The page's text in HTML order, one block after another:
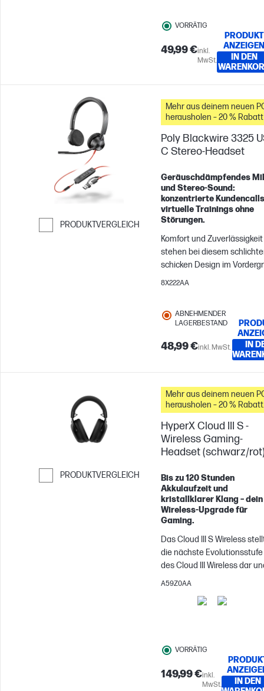
flexiblen Mikrofonarm für
individuelle Passform gibt
nichts auszusetzen.
VORRÄTIG
49,99 €inkl.
MwSt.
PRODUKT
ANZEIGEN
IN DEN
PRODUKTVERGLEICH
Weiter zum Vergleichen
Mehr aus deinem neuen
herausholen – 20 %
Zubehör
Poly Blackwire 3325
C Stereo-Headset
Geräuschdämpfendes
und Stereo‑Sound:
konzentrierte
virtuelle Trainings ohne
Störungen.
Komfort und Zuverlässigkeit
stehen bei diesem
schicken Design im
Unverkennbare
eingängige und einfache
Funktionen, sodass jeder
bevorzugtes Gerät einfach
unkompliziert verbinden
8X222AA
ABNEHMENDER
LAGERBESTAND
48,99 €inkl. MwSt.
IN
PRODUKTVERGLEICH
Weiter zum Vergleichen
Mehr aus deinem neuen
herausholen – 20 % Rabatt
auf Zubehör
HyperX Cloud III S -
Wireless Gaming-
Headset (schwarz/
Bis zu 120 Stunden
Akkulaufzeit und
kristallklarer Klang – dein
Wireless-Upgrade für
Gaming.
Das Cloud III S Wireless
die nächste Evolutionsstufe
des Cloud III Wireless dar
behält alle beliebten
bei. Zusätzlich zur 2,4-GHz-
Anwender über Bluetooth
oder den Instant Pair2-
der mit ausgewählten
Laptops kompatibel ist,
A59Z0AA
VORRÄTIG
149,99 €inkl.
MwSt.
IN DEN